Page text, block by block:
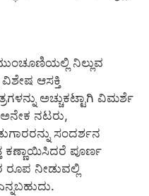
ನಿಲ್ಲುವ
ಆಸಕ್ತಿ
ಅಚ್ಚುಕಟ್ಟಾಗಿ ವಿಮರ್ಶೆ
ನಟರು,
ಸಂದರ್ಶನ
ಕಣ್ಣಾಯಿಸಿದರೆ ಪೂರ್ಣ
ನೀಡುವಲ್ಲಿ